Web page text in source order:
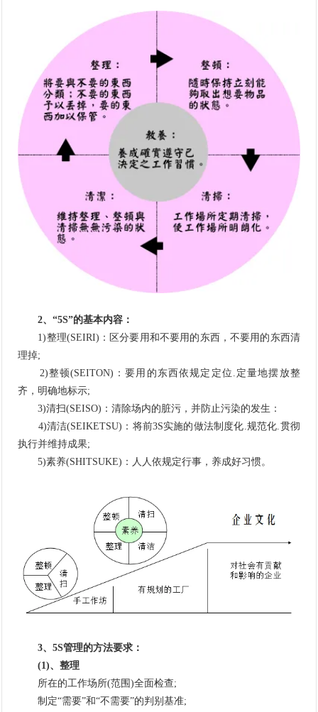
2、“5S”的基本内容：
1)整理(SEIRI)：区分要用和不要用的东西，不要用的东西清
理掉;
2)整顿(SEITON)：要用的东西依规定定位.定量地摆放整
齐，明确地标示;
3)清扫(SEISO)：清除场内的脏污，并防止污染的发生：
4)清洁(SEIKETSU)：将前3S实施的做法制度化.规范化.贯彻
执行并维持成果;
5)素养(SHITSUKE)：人人依规定行事，养成好习惯。
3、5S管理的方法要求：
(1)、整理
所在的工作场所(范围)全面检查;
制定“需要”和“不需要”的判别基准;